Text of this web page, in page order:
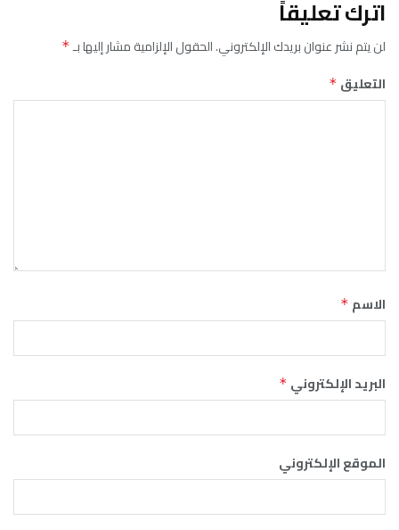
اترك تعليقاً
لن يتم نشر عنوان بريدك الإلكتروني.الحقول الإلزامية مشار إليها بـ*
التعليق *
الاسم *
البريد الإلكتروني *
الموقع الإلكتروني